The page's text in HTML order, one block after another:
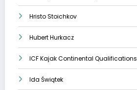
Hristo Stoichkov
Hubert Hurkacz
ICF Kajak Continental Qualifications
Ida Świątek